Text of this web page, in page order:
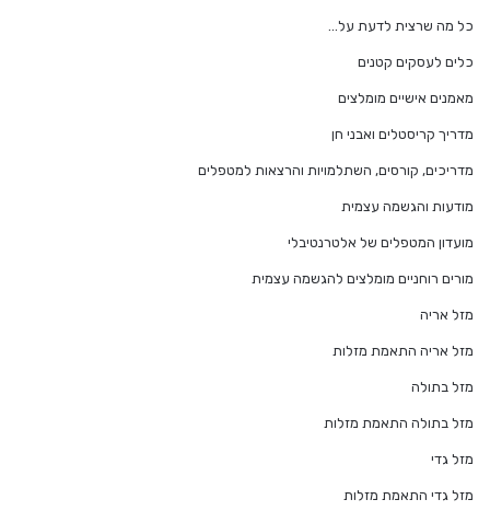
כל מה שרצית לדעת על…
כלים לעסקים קטנים
מאמנים אישיים מומלצים
מדריך קריסטלים ואבני חן
מדריכים, קורסים, השתלמויות והרצאות למטפלים
מודעות והגשמה עצמית
מועדון המטפלים של אלטרנטיבלי
מורים רוחניים מומלצים להגשמה עצמית
מזל אריה
מזל אריה התאמת מזלות
מזל בתולה
מזל בתולה התאמת מזלות
מזל גדי
מזל גדי התאמת מזלות